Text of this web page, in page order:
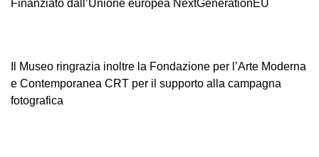
Finanziato dall’Unione europea NextGenerationEU
Il Museo ringrazia inoltre la Fondazione per l’Arte Moderna
e Contemporanea CRT per il supporto alla campagna
fotografica